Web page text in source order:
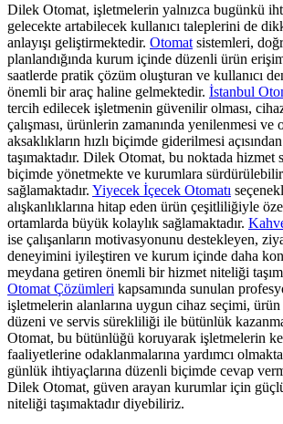
Dilek Otomat, işletmelerin yalnızca bugünkü
gelecekte artabilecek kullanıcı taleplerini de
anlayışı geliştirmektedir. Otomat sistemleri,
planlandığında kurum içinde düzenli ürün
saatlerde pratik çözüm oluşturan ve kullanıcı
önemli bir araç haline gelmektedir. İstanbul
tercih edilecek işletmenin güvenilir olması,
çalışması, ürünlerin zamanında yenilenmesi ve
aksaklıkların hızlı biçimde giderilmesi
taşımaktadır. Dilek Otomat, bu noktada hizmet
biçimde yönetmekte ve kurumlara sürdürülebilir
sağlamaktadır. Yiyecek İçecek Otomatı
alışkanlıklarına hitap eden ürün çeşitliliğiyle
ortamlarda büyük kolaylık sağlamaktadır.
ise çalışanların motivasyonunu destekleyen,
deneyimini iyileştiren ve kurum içinde daha
meydana getiren önemli bir hizmet niteliği
Otomat Çözümleri kapsamında sunulan
işletmelerin alanlarına uygun cihaz seçimi, ürün
düzeni ve servis sürekliliği ile bütünlük
Otomat, bu bütünlüğü koruyarak işletmelerin
faaliyetlerine odaklanmalarına yardımcı
günlük ihtiyaçlarına düzenli biçimde cevap
Dilek Otomat, güven arayan kurumlar için
niteliği taşımaktadır diyebiliriz.